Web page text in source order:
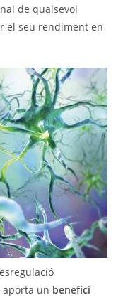
de qualsevol
el seu rendiment en
aporta un benefici